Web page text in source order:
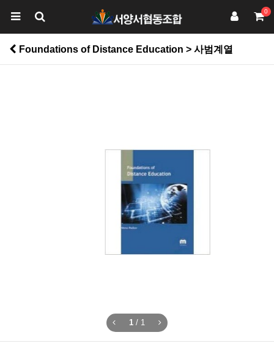
0
Foundations of Distance Education > 사범계열
1 / 1